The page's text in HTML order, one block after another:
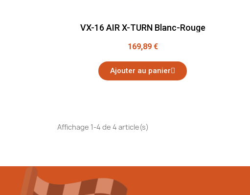
VX-16 AIR X-TURN Blanc-Rouge
169,89 €
Ajouter au panier
Affichage 1-4 de 4 article(s)